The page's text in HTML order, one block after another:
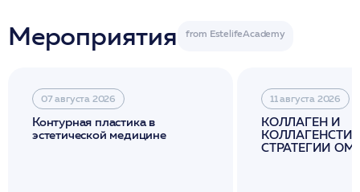
Мероприятия
07 августа 2026
Контурная пластика в
эстетической медицине
11 августа 2026
КОЛЛАГЕН И
СТРАТЕГИИ